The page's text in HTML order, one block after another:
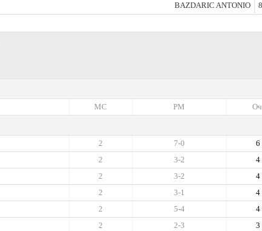
BAZDARIC ANTONIO
РМ
МС
6
7-0
2
4
3-2
2
4
3-2
2
4
3-1
2
4
5-4
2
3
2-3
2